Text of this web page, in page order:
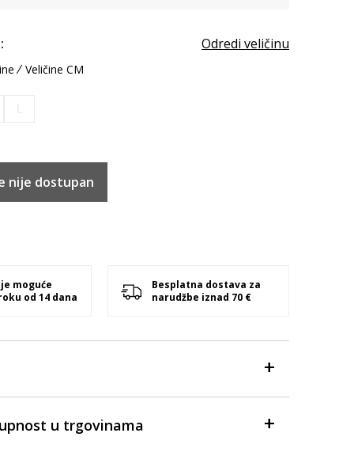
Odredi veličinu
Veličine CM
nije dostupan
moguće
od 14 dana
Besplatna dostava za
narudžbe iznad 70 €
u trgovinama